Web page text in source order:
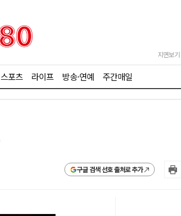
지면보기
스포츠 라이프 방송·연예 주간매일
구글 검색 선호 출처로 추가